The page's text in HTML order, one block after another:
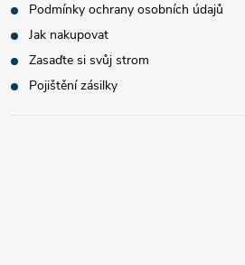
Podmínky ochrany osobních údajů
Jak nakupovat
Zasaďte si svůj strom
Pojištění zásilky